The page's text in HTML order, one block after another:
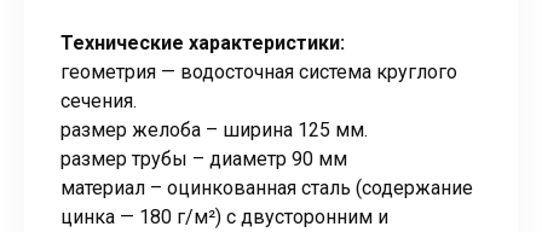
Технические характеристики:
геометрия — водосточная система круглого
сечения.
размер желоба – ширина 125 мм.
размер трубы – диаметр 90 мм
материал – оцинкованная сталь (содержание
цинка — 180 г/м²) с двусторонним и